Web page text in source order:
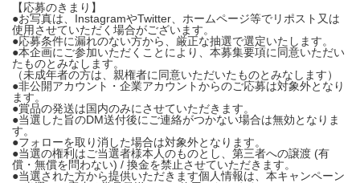
【応募のきまり】
●お写真は、InstagramやTwitter、ホームページ等でリポスト又は
使用させていただく場合がございます。
●応募条件に漏れのない方から、厳正な抽選で選定いたします。
●本企画にご参加いただくことにより、本募集要項に同意いただい
たものとみなします。
（未成年者の方は、親権者に同意いただいたものとみなします）
●非公開アカウント・企業アカウントからのご応募は対象外となり
ます。
●賞品の発送は国内のみにさせていただきます。
●当選した旨のDM送付後にご連絡がつかない場合は無効となりま
す。
●フォローを取り消した場合は対象外となります。
●当選の権利はご当選者様本人のものとし、第三者への譲渡 (有
償・無償を問わない) / 換金を禁止させていただきます。
●当選された方から提供いただきます個人情報は、本キャンペーン